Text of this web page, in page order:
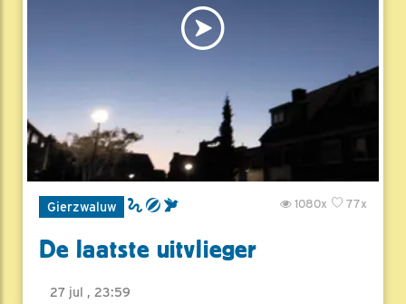
Gierzwaluw 77x
1080x
De laatste uitvlieger
27 jul , 23:59